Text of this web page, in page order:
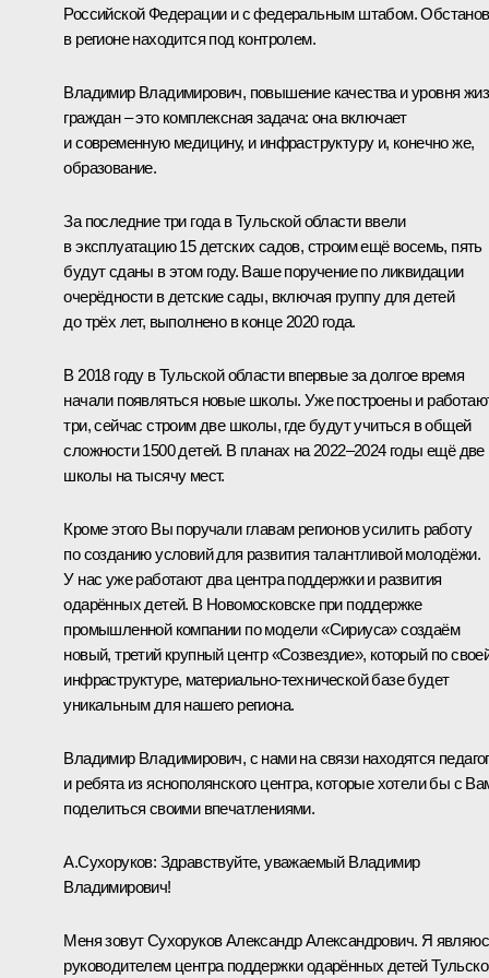
Российской Федерации и с федеральным штабом.
в регионе находится под контролем.
Владимир Владимирович, повышение качества и уровня
граждан – это комплексная задача: она включает
и современную медицину, и инфраструктуру и, конечно же,
образование.
За последние три года в Тульской области ввели
в эксплуатацию 15 детских садов, строим ещё восемь, пять
будут сданы в этом году. Ваше поручение по ликвидации
очерёдности в детские сады, включая группу для детей
до трёх лет, выполнено в конце 2020 года.
В 2018 году в Тульской области впервые за долгое время
начали появляться новые школы. Уже построены и
три, сейчас строим две школы, где будут учиться в общей
сложности 1500 детей. В планах на 2022–2024 годы ещё две
школы на тысячу мест.
Кроме этого Вы поручали главам регионов усилить работу
по созданию условий для развития талантливой молодёжи.
У нас уже работают два центра поддержки и развития
одарённых детей. В Новомосковске при поддержке
промышленной компании по модели «Сириуса» создаём
новый, третий крупный центр «Созвездие», который по
инфраструктуре, материально-технической базе будет
уникальным для нашего региона.
Владимир Владимирович, с нами на связи находятся
и ребята из яснополянского центра, которые хотели бы с
поделиться своими впечатлениями.
А.Сухоруков: Здравствуйте, уважаемый Владимир
Владимирович!
Меня зовут Сухоруков Александр Александрович. Я
руководителем центра поддержки одарённых детей